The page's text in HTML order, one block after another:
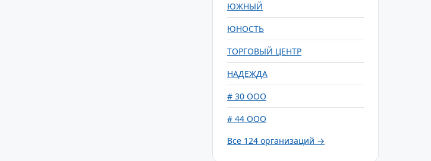
ЮЖНЫЙ
ЮНОСТЬ
ТОРГОВЫЙ ЦЕНТР
НАДЕЖДА
# 30 ООО
# 44 ООО
Все 124 организаций →